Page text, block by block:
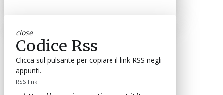
close
Codice Rss
Clicca sul pulsante per copiare il link RSS negli
appunti.
RSS link